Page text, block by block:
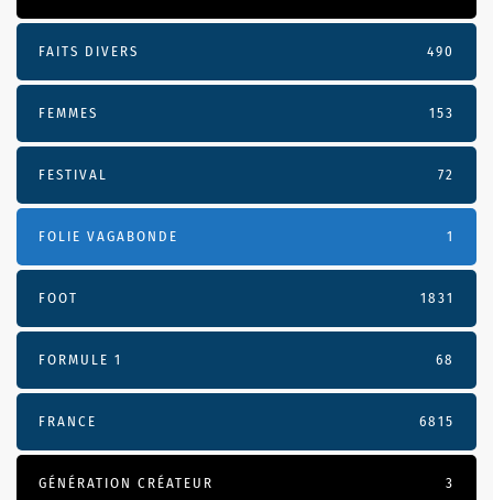
FAITS DIVERS 490
FEMMES 153
FESTIVAL 72
FOLIE VAGABONDE 1
FOOT 1831
FORMULE 1 68
FRANCE 6815
GÉNÉRATION CRÉATEUR 3